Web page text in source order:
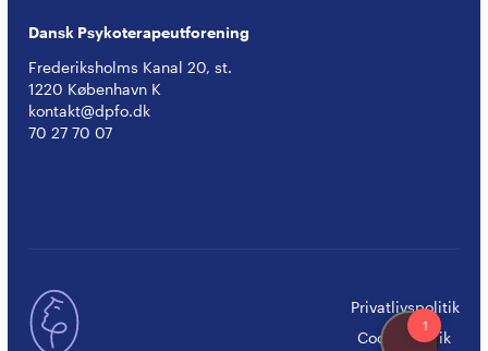
Dansk Psykoterapeutforening
Frederiksholms Kanal 20, st.
1220 København K
kontakt@dpfo.dk
70 27 70 07
Privatlivspolitik
Cookiepolitik